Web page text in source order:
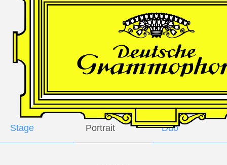
Baritone
Daniel Heide,
Piano
GALLERY
Stage Portrait Duo